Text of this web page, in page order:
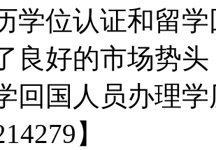
学位认证和留
良好的市场势
回国人员办理
】